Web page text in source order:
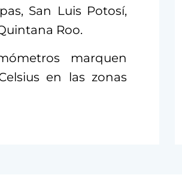
San Luis Potosí,
Roo.
marquen
en las zonas